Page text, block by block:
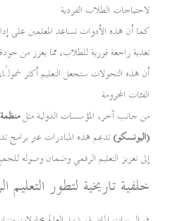
لاحتياجات الطلاب الفردية
كما أن هذه الأدوات تساعد المعلمين على
تغذية راجعة فورية للطلاب، مما يعزز من جودة
أن هذه التحولات ستجعل التعليم أكثر
الفئات المحرومة
من جانب آخر، المؤسسات الدولية مثل
(اليونسكو)تدعم هذه المبادرات عبر برامج
إلى تعزيز التعليم الرقمي وضمان وصوله
خلفية تاريخية لتطور التعليم